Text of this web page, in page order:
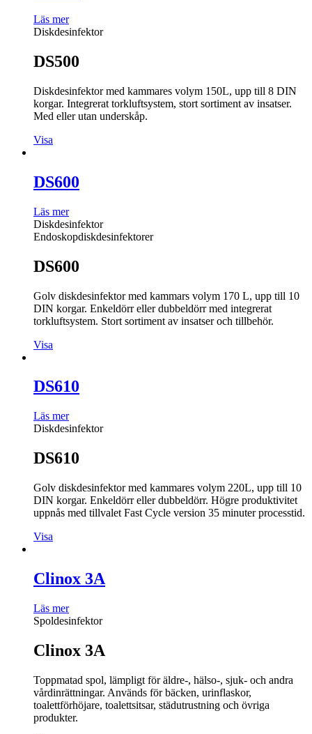
Läs mer
Diskdesinfektor
DS500
Diskdesinfektor med kammares volym 150L, upp till 8 DIN
korgar. Integrerat torkluftsystem, stort sortiment av insatser.
Med eller utan underskåp.
Visa
DS600
Läs mer
Diskdesinfektor
Endoskopdiskdesinfektorer
DS600
Golv diskdesinfektor med kammars volym 170 L, upp till 10
DIN korgar. Enkeldörr eller dubbeldörr med integrerat
torkluftsystem. Stort sortiment av insatser och tillbehör.
Visa
DS610
Läs mer
Diskdesinfektor
DS610
Golv diskdesinfektor med kammares volym 220L, upp till 10
DIN korgar. Enkeldörr eller dubbeldörr. Högre produktivitet
uppnås med tillvalet Fast Cycle version 35 minuter processtid.
Visa
Clinox 3A
Läs mer
Spoldesinfektor
Clinox 3A
Toppmatad spol, lämpligt för äldre-, hälso-, sjuk- och andra
vårdinrättningar. Används för bäcken, urinflaskor,
toalettförhöjare, toalettsitsar, städutrustning och övriga
produkter.